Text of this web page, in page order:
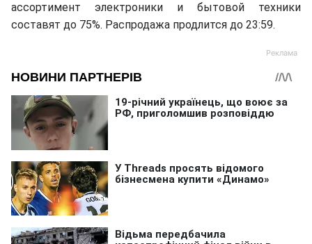
ассортимент электроники и бытовой техники
составят до 75%. Распродажа продлится до 23:59.